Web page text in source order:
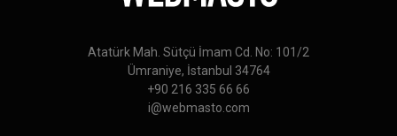
Atatürk Mah. Sütçü İmam Cd. No: 101/2
Ümraniye, İstanbul 34764
+90 216 335 66 66
i@webmasto.com